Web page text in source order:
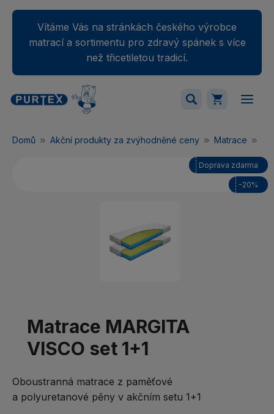
Vítáme Vás na stránkách českého výrobce
matrací a sortimentu pro zdravý spánek s více
než třicetiletou tradicí.
Váš nákupný košík je momentálne prázdny.
Domů Akční produkty za zvýhodněné ceny Matrace
-20%
Doprava zdarma
Matrace MARGITA
VISCO set 1+1
Oboustranná matrace z paměťové
a polyuretanové pěny v akčním setu 1+1